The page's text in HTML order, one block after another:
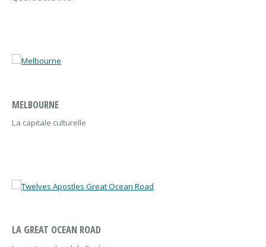
MELBOURNE
La capitale culturelle
LA GREAT OCEAN ROAD